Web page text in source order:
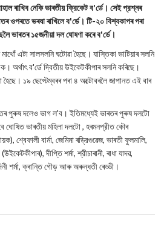
ৰাখিব নেকি ভাৰতীয় ক্রিকেট ব'র্ডে। সেই প্রশ্নৰ
ওপৰতে ভৰষা ৰাখিলে ব'র্ডে। টি-২০ বিশ্বকাপৰ পৰা
ভাৰতৰ ১৫জনীয়া দল ঘোষণা কৰে ব'র্ডে।
এটা সালসলনি ঘটোৱা হৈছে। যাস্তিকা ভাটিয়াৰ সলনি
অৰ্থাৎ ব'র্ডে দ্বিতীয় উইকেটকীপাৰ সলনি কৰিছে।
হৈছে। ১৯ ছেপ্টেম্বৰৰ পৰা ৪ অক্টোবৰলৈ জাপানত এই বাৰ
পুৰুষ দলেও ভাগ ল'ব। ইতিমধ্যেই ভাৰতৰ পুৰুষ দলটো
ঘোষিত ভাৰতীয় মহিলা দলটো , হৰমনপ্রীত কৌৰ
শ্বেফালী বাৰ্মা, জেমিমা ৰড্রিগুৱেজ, ভাৰতী ফুলমালি,
দীপ্তি শৰ্মা, শ্রীচাৰানী, ৰাধা যাদৱ,
শৰ্মা, ক্ৰান্তি গৌড় আৰু অৰুন্ধতী ৰেড্ডী।